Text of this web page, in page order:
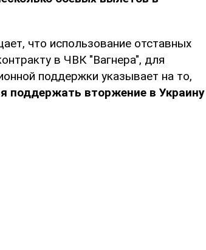
что использование отставных
в ЧВК "Вагнера", для
поддержки указывает на то,
поддержать вторжение в Украину